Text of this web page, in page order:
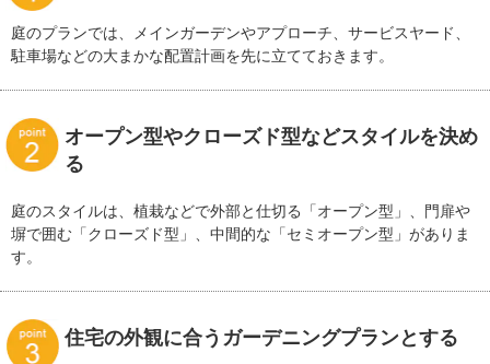
庭のプランでは、メインガーデンやアプローチ、サービスヤード、
駐車場などの大まかな配置計画を先に立てておきます。
オープン型やクローズド型などスタイルを決め
る
庭のスタイルは、植栽などで外部と仕切る「オープン型」、門扉や
塀で囲む「クローズド型」、中間的な「セミオープン型」がありま
す。
住宅の外観に合うガーデニングプランとする